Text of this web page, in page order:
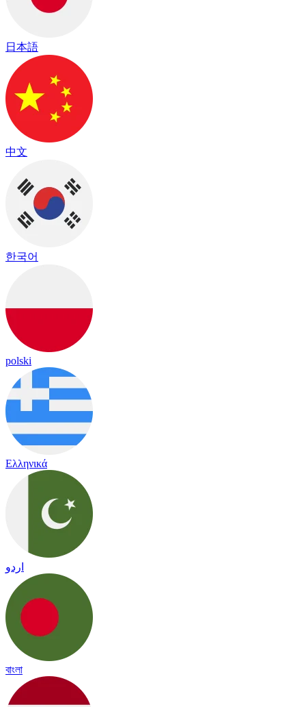
日本語
中文
한국어
polski
Ελληνικά
اردو
বাংলা